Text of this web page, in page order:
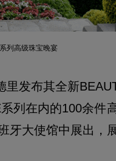
系列高级珠宝晚宴
发布其全新
列在内的100余件
牙大使馆中展出，